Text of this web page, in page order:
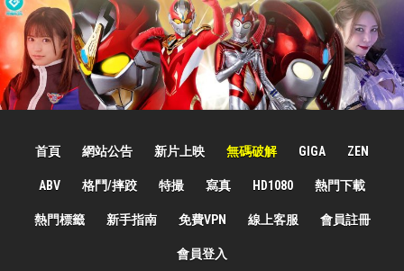
Skip
to
content
首頁 網站公告 新片上映 無碼破解 GIGA ZEN
ABV 格鬥/摔跤 特撮 寫真 HD1080 熱門下載
熱門標籤 新手指南 免費VPN 線上客服 會員註冊
會員登入